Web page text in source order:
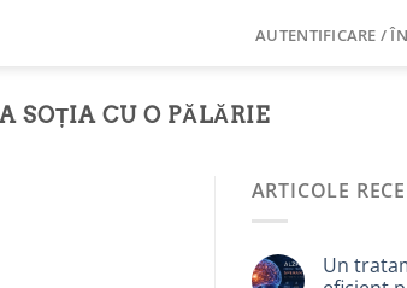
AUTENTIFICARE /
SOȚIA CU O PĂLĂRIE
ARTICOLE
Un